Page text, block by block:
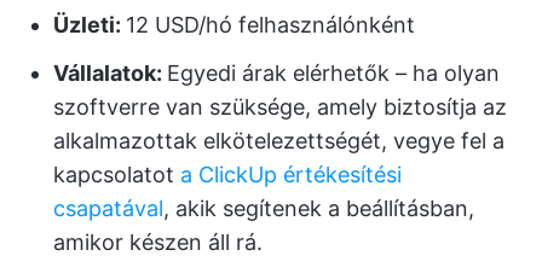
Üzleti: 12 USD/hó felhasználónként
Vállalatok: Egyedi árak elérhetők – ha olyan
szoftverre van szüksége, amely biztosítja az
alkalmazottak elkötelezettségét, vegye fel a
kapcsolatot a ClickUp értékesítési
csapatával, akik segítenek a beállításban,
amikor készen áll rá.